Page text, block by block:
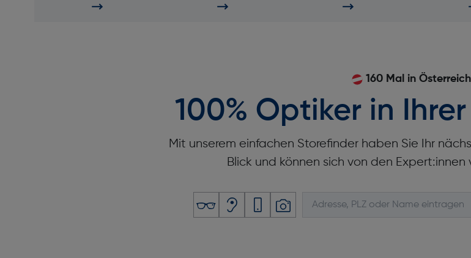
Wecker: Ja
Stoppuhr:
160 Mal in Österreich
100% Optiker in
Mit unserem einfachen Storefinder haben Sie Ihr
Blick und können sich von den